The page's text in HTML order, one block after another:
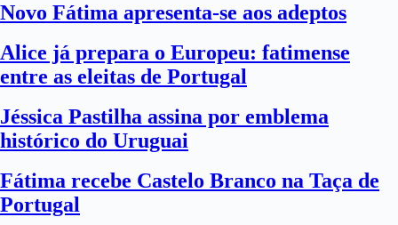
Novo Fátima apresenta-se aos adeptos
Alice já prepara o Europeu: fatimense
entre as eleitas de Portugal
Jéssica Pastilha assina por emblema
histórico do Uruguai
Fátima recebe Castelo Branco na Taça de
Portugal